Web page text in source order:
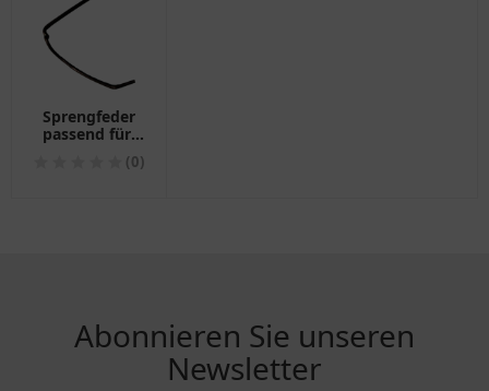
Sprengfeder
passend für:
(0)
Abonnieren Sie unseren
Newsletter